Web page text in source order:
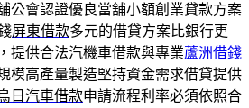
公會認證優良當舖小額創業貸款方案
屏東借款多元的借貸方案比銀行更
提供合法汽機車借款與專業蘆洲借錢
模高產量製造堅持資金需求借貸提供
日汽車借款申請流程利率必須依照合